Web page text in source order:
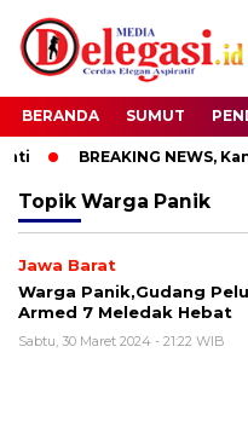
BERANDA SUMUT
BREAKING NEWS,
Topik Warga Panik
Jawa Barat
Warga Panik,Gudang
Armed 7 Meledak Hebat
Sabtu, 30 Maret 2024 - 21:22 WIB